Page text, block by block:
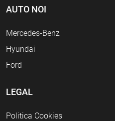
AUTO NOI
Mercedes-Benz
Hyundai
Ford
LEGAL
Politica Cookies